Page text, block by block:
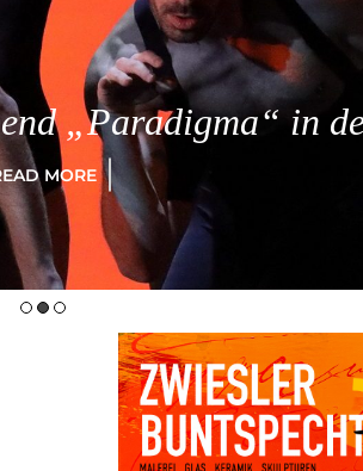
„Paradigma“ in
MORE